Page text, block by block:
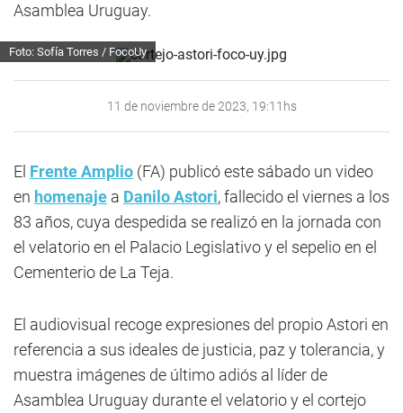
Asamblea Uruguay.
Foto: Sofía Torres / FocoUy
11 de noviembre de 2023, 19:11hs
El Frente Amplio (FA) publicó este sábado un video
en homenaje a Danilo Astori, fallecido el viernes a los
83 años, cuya despedida se realizó en la jornada con
el velatorio en el Palacio Legislativo y el sepelio en el
Cementerio de La Teja.
El audiovisual recoge expresiones del propio Astori en
referencia a sus ideales de justicia, paz y tolerancia, y
muestra imágenes de último adiós al líder de
Asamblea Uruguay durante el velatorio y el cortejo